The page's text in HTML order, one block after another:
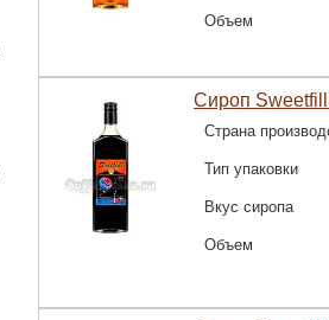
Объем
Сироп
Страна
Тип упаковки
Вкус сиропа
Объем